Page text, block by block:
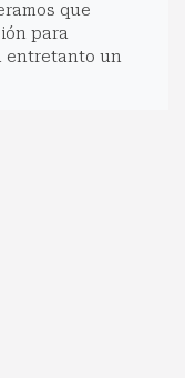
que
para
entretanto un